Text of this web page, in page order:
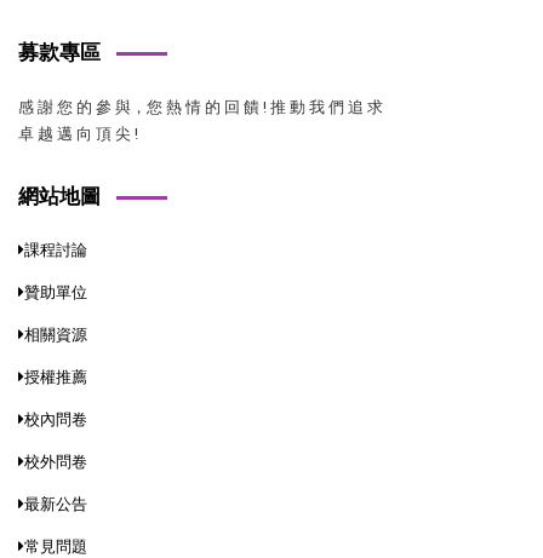
募款專區
感 謝 您 的 參 與，您 熱 情 的 回 饋 ! 推 動 我 們 追 求
卓 越 邁 向 頂 尖 !
網站地圖
課程討論
贊助單位
相關資源
授權推薦
校內問卷
校外問卷
最新公告
常見問題